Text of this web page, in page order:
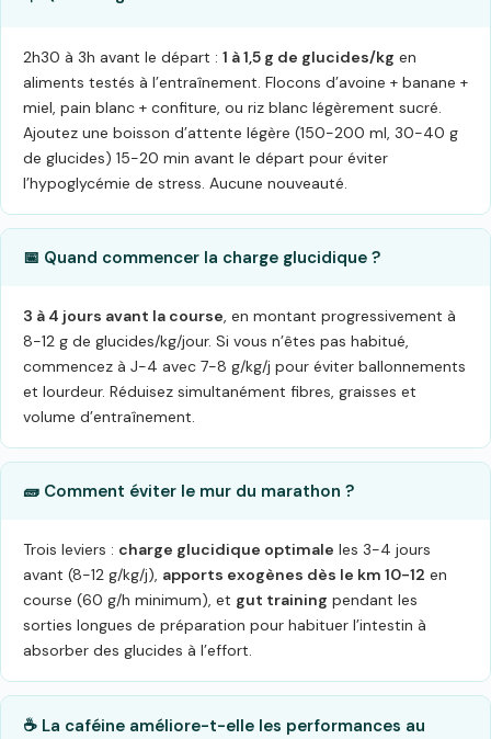
2h30 à 3h avant le départ : 1 à 1,5 g de glucides/kg en
aliments testés à l’entraînement. Flocons d’avoine + banane +
miel, pain blanc + confiture, ou riz blanc légèrement sucré.
Ajoutez une boisson d’attente légère (150-200 ml, 30-40 g
de glucides) 15-20 min avant le départ pour éviter
l’hypoglycémie de stress. Aucune nouveauté.
📅 Quand commencer la charge glucidique ?
3 à 4 jours avant la course, en montant progressivement à
8-12 g de glucides/kg/jour. Si vous n’êtes pas habitué,
commencez à J-4 avec 7-8 g/kg/j pour éviter ballonnements
et lourdeur. Réduisez simultanément fibres, graisses et
volume d’entraînement.
🧱 Comment éviter le mur du marathon ?
Trois leviers : charge glucidique optimale les 3-4 jours
avant (8-12 g/kg/j), apports exogènes dès le km 10-12 en
course (60 g/h minimum), et gut training pendant les
sorties longues de préparation pour habituer l’intestin à
absorber des glucides à l’effort.
☕ La caféine améliore-t-elle les performances au